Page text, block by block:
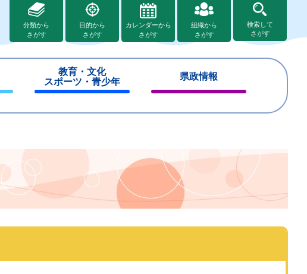
分類から
さがす
目的から
さがす
カレンダーから
さがす
組織から
さがす
検索して
さがす
教育・文化
スポーツ・青少年
じ
県政情報
じ